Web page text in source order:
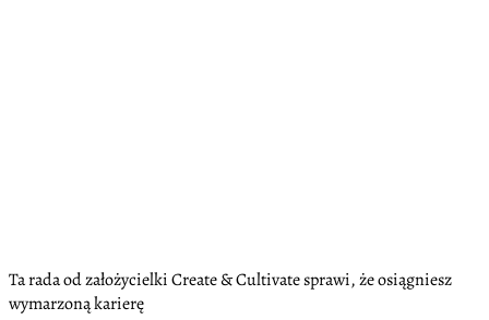
Ta rada od założycielki Create & Cultivate sprawi, że osiągniesz
wymarzoną karierę